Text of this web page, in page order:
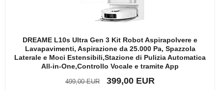
DREAME L10s Ultra Gen 3 Kit Robot Aspirapolvere e
Lavapavimenti, Aspirazione da 25.000 Pa, Spazzola
Laterale e Moci Estensibili,Stazione di Pulizia Automatica
All-in-One,Controllo Vocale e tramite App
499,00 EUR 399,00 EUR